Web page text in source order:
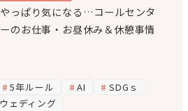
やっぱり気になる…コールセンタ
ーのお仕事・お昼休み＆休憩事情
5年ルール AI
SDGｓ
ウェディング